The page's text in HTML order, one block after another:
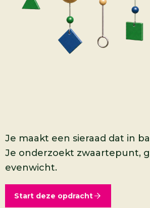
Je maakt een sieraad dat in
Je onderzoekt zwaartepunt,
evenwicht.
Start deze opdracht